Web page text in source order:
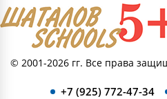
© 2001-2026 гг. Все права
+7 (925) 772-47-34